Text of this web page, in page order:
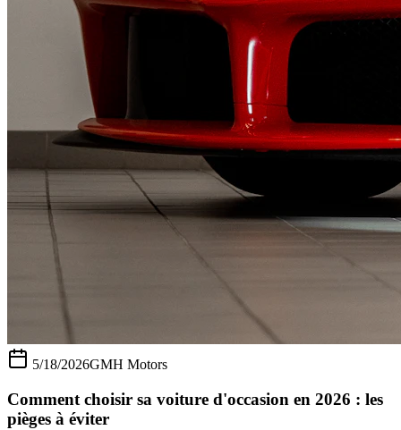
5/18/2026GMH Motors
Comment choisir sa voiture d'occasion en 2026 : les
pièges à éviter